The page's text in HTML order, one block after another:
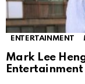
ENTERTAINMENT
Mark Lee
Entertainment